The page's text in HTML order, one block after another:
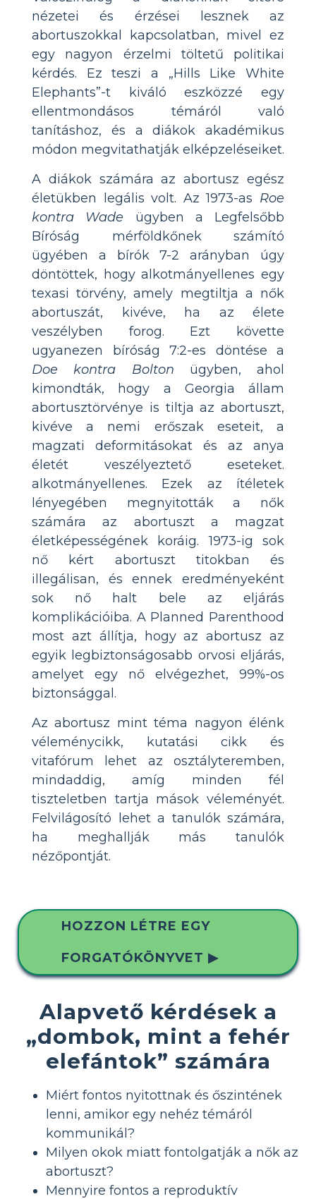
nézetei és érzései lesznek az
abortuszokkal kapcsolatban, mivel ez
egy nagyon érzelmi töltetű politikai
kérdés. Ez teszi a „Hills Like White
Elephants”-t kiváló eszközzé egy
ellentmondásos témáról való
tanításhoz, és a diákok akadémikus
módon megvitathatják elképzeléseiket.
A diákok számára az abortusz egész
életükben legális volt. Az 1973-as Roe
kontra Wade ügyben a Legfelsőbb
Bíróság mérföldkőnek számító
ügyében a bírók 7-2 arányban úgy
döntöttek, hogy alkotmányellenes egy
texasi törvény, amely megtiltja a nők
abortuszát, kivéve, ha az élete
veszélyben forog. Ezt követte
ugyanezen bíróság 7:2-es döntése a
Doe kontra Bolton ügyben, ahol
kimondták, hogy a Georgia állam
abortusztörvénye is tiltja az abortuszt,
kivéve a nemi erőszak eseteit, a
magzati deformitásokat és az anya
életét veszélyeztető eseteket.
alkotmányellenes. Ezek az ítéletek
lényegében megnyitották a nők
számára az abortuszt a magzat
életképességének koráig. 1973-ig sok
nő kért abortuszt titokban és
illegálisan, és ennek eredményeként
sok nő halt bele az eljárás
komplikációiba. A Planned Parenthood
most azt állítja, hogy az abortusz az
egyik legbiztonságosabb orvosi eljárás,
amelyet egy nő elvégezhet, 99%-os
biztonsággal.
Az abortusz mint téma nagyon élénk
véleménycikk, kutatási cikk és
vitafórum lehet az osztályteremben,
mindaddig, amíg minden fél
tiszteletben tartja mások véleményét.
Felvilágosító lehet a tanulók számára,
ha meghallják más tanulók
nézőpontját.
HOZZON LÉTRE EGY
FORGATÓKÖNYVET ▶
Alapvető kérdések a
„dombok, mint a fehér
elefántok” számára
Miért fontos nyitottnak és őszintének
lenni, amikor egy nehéz témáról
kommunikál?
Milyen okok miatt fontolgatják a nők az
abortuszt?
Mennyire fontos a reproduktív